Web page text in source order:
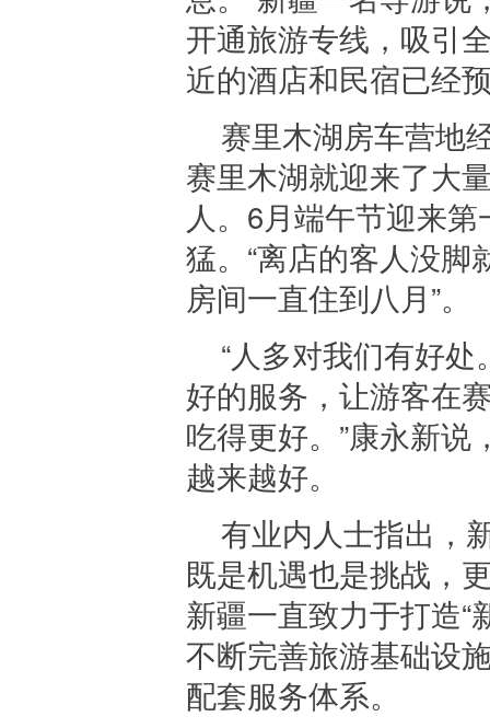
开通旅游专线，吸引
近的酒店和民宿已经
赛里木湖房车营地
赛里木湖就迎来了大
人。6月端午节迎来
猛。“离店的客人没
房间一直住到八月”。
“人多对我们有好
好的服务，让游客在
吃得更好。”康永新
越来越好。
有业内人士指出，
既是机遇也是挑战，
新疆一直致力于打造“
不断完善旅游基础设
配套服务体系。